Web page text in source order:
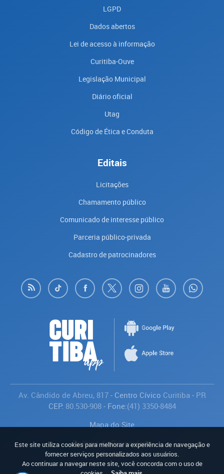
LGPD
Dados abertos
Lei de acesso à informação
Curitiba-Ouve
Legislação Municipal
Diário oficial
Utag
Código de Ética e Conduta
Editais
Licitações
Chamamento público
Comunicado de interesse público
Parceria público-privada
Cadastro de patrocinadores
Av. Cândido de Abreu, 817- Centro Cívico Curitiba - PR
CEP: 80.530-908- Fone:(41) 3350-8484
Mapa do Site
Política de Privacidade
Avaliar
Este site utiliza cookies para melhorar a experiência de navegação e
fornecer serviços personalizados aos usuários.
Ao continuar a navegar neste site, você concorda com o uso de